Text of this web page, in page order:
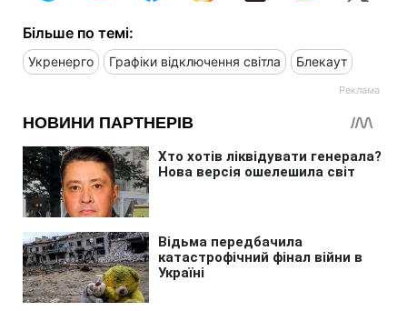
Більше по темі:
Укренерго Графіки відключення світла Блекаут